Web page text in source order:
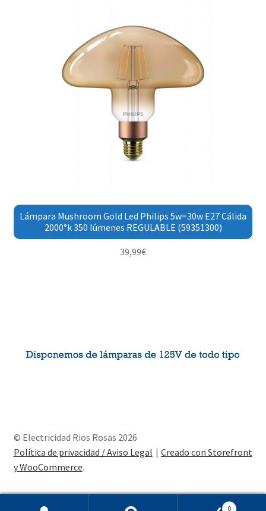
Lámpara Mushroom Gold Led Philips 5w=30w E27 Cálida
2000°k 350 lúmenes REGULABLE (59351300)
39,99€
© Electricidad Rios Rosas 2026
Política de privacidad / Aviso Legal
Creado con Storefront
y WooCommerce.
0